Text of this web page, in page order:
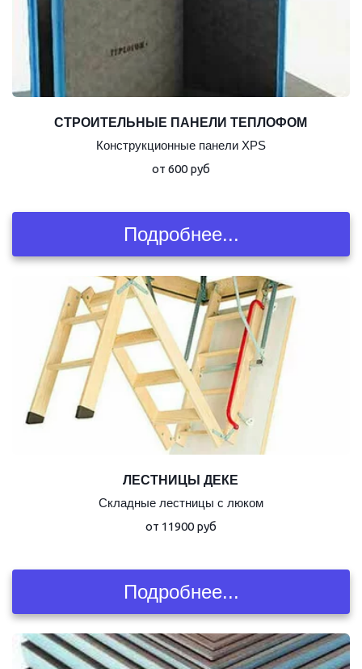
СТРОИТЕЛЬНЫЕ ПАНЕЛИ ТЕПЛОФОМ
Конструкционные панели XPS
от 600 руб
Подробнее...
ЛЕСТНИЦЫ ДЕКЕ
Складные лестницы с люком
от 11900 руб
Подробнее...